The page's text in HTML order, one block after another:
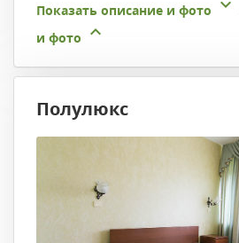
Показать описание и фото
и фото
Полулюкс